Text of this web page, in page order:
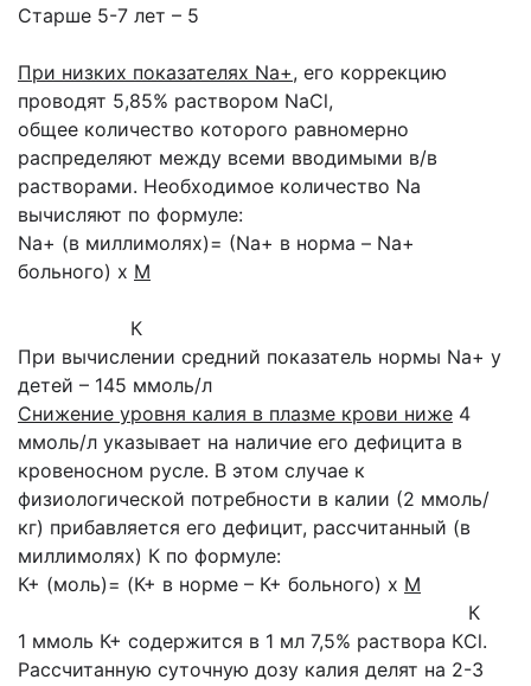
Старше 5-7 лет – 5
При низких показателях Na+, его коррекцию
проводят 5,85% раствором NaCl,
общее количество которого равномерно
распределяют между всеми вводимыми в/в
растворами. Необходимое количество Na
вычисляют по формуле:
Na+ (в миллимолях)= (Na+ в норма – Na+
больного) х М
К
При вычислении средний показатель нормы Na+ у
детей – 145 ммоль/л
Снижение уровня калия в плазме крови ниже 4
ммоль/л указывает на наличие его дефицита в
кровеносном русле. В этом случае к
физиологической потребности в калии (2 ммоль/
кг) прибавляется его дефицит, рассчитанный (в
миллимолях) К по формуле:
К+ (моль)= (К+ в норме – К+ больного) х М
К
1 ммоль К+ содержится в 1 мл 7,5% раствора КCl.
Рассчитанную суточную дозу калия делят на 2-3